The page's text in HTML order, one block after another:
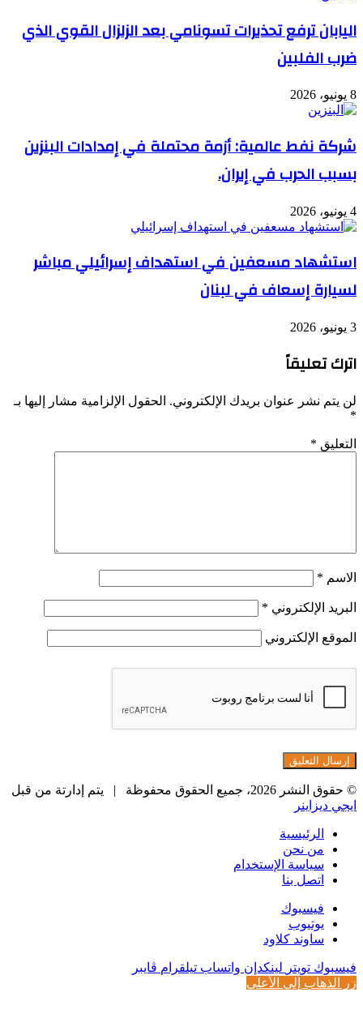
اليابان ترفع تحذيرات تسونامي بعد الزلزال القوي الذي
ضرب الفلبين
8 يونيو، 2026
شركة نفط عالمية: أزمة محتملة في إمدادات البنزين
بسبب الحرب في إيران.
4 يونيو، 2026
استشهاد مسعفين في استهداف إسرائيلي مباشر
لسيارة إسعاف في لبنان
3 يونيو، 2026
اترك تعليقاً
لن يتم نشر عنوان بريدك الإلكتروني. الحقول الإلزامية مشار إليها بـ
*
التعليق *
الاسم *
البريد الإلكتروني *
الموقع الإلكتروني
© حقوق النشر 2026، جميع الحقوق محفوظة |
يتم إدارتة من قبل
ايجي ديزاينر
الرئيسية
من نحن
سياسة الإستخدام
اتصل بنا
فيسبوك
يوتيوب
ساوند كلاود
فيسبوك تويتر لينكدإن واتساب تيلقرام ڤايبر
زر الذهاب إلى الأعلى